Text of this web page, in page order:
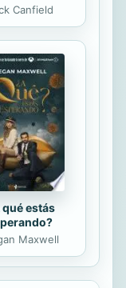
Canfield
qué estás
Maxwell